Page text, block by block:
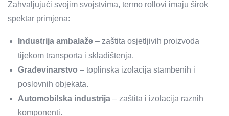
Zahvaljujući svojim svojstvima, termo rollovi imaju širok
spektar primjena:
Industrija ambalaže – zaštita osjetljivih proizvoda
tijekom transporta i skladištenja.
Građevinarstvo – toplinska izolacija stambenih i
poslovnih objekata.
Automobilska industrija – zaštita i izolacija raznih
komponenti.